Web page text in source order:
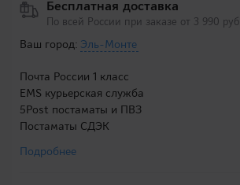
Бесплатная доставка
По всей России при заказе от 3 990 руб.
Ваш город: Эль-Монте
Почта России 1 класс
EMS курьерская служба
5Post постаматы и ПВЗ
Постаматы СДЭК
Подробнее